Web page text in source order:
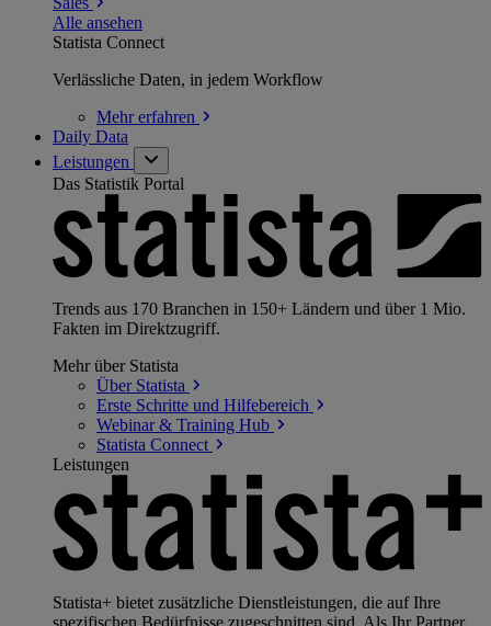
Alle ansehen
Statista Connect
Verlässliche Daten, in jedem Workflow
Mehrerfahren
Daily Data
Leistungen
Das Statistik Portal
Trends aus 170 Branchen in 150+ Ländern und über 1 Mio.
Fakten im Direktzugriff.
Mehr über Statista
Über Statista
Erste Schritte und Hilfebereich
Webinar & Training Hub
Statista Connect
Leistungen
Statista+ bietet zusätzliche Dienstleistungen, die auf Ihre
spezifischen Bedürfnisse zugeschnitten sind. Als Ihr Partner